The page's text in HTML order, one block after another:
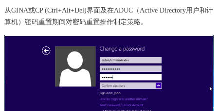
从GINA或CP (Ctrl+Alt+Del)界面及在ADUC（Active Directory用户和计
算机）密码重置期间对密码重置操作制定策略。